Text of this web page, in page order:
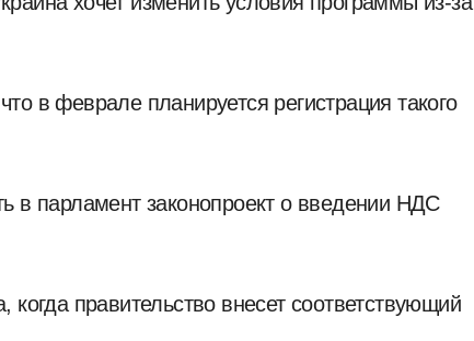
в феврале планируется регистрация такого
в парламент законопроект о введении НДС
правительство внесет соответствующий